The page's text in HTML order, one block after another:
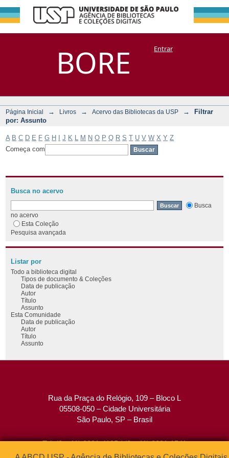
BORE
Filtrar por:
Assunto
DSpace/Manakin + CoriscoEntrar
Página Inicial → Livros → Acervo das Bibliotecas da USP →
Filtrar
por: Assunto
A B C D E F G H J K M N O P Q R S T U V W X Y Z
Começa com
Busca no acervo
Busca
no acervo
Esta Coleção
Pesquisa avançada
Listar por
Todo a biblioteca digital
Tipos de documento & Coleções
Data de publicação
Autor
Título
Assunto
Esta Comunidade
Data de publicação
Autor
Título
Assunto
Rua da Praça do Relógio, 109 – Bloco L
05508-050 – Cidade Universitária
São Paulo, SP – Brasil
Tel: (0xx11) 3091-4195 / (0xx11) 3091-1541
Fax: (0xx11) 3091-1567